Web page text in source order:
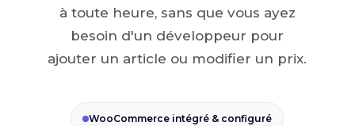
à toute heure, sans que vous ayez
besoin d'un développeur pour
ajouter un article ou modifier un prix.
WooCommerce intégré & configuré